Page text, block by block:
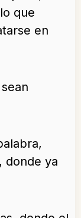
que
en
donde ya